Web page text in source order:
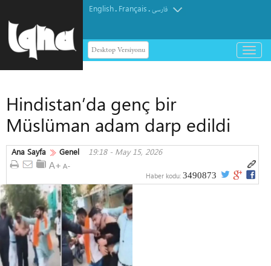
English. Français.فارسی
Desktop Versiyonu
باز
و
Hindistan’da genç bir
Müslüman adam darp edildi
Ana Sayfa Genel 19:18 - May 15, 2026
Haber kodu: 3490873